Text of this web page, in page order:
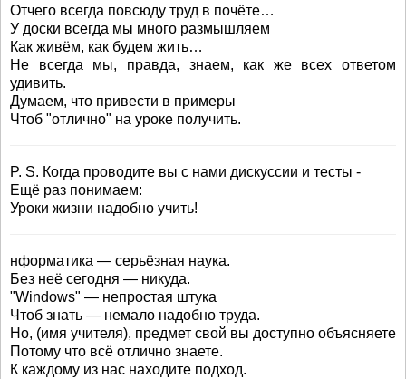
Отчего всегда повсюду труд в почёте…
У доски всегда мы много размышляем
Как живём, как будем жить…
Не всегда мы, правда, знаем, как же всех ответом
удивить.
Думаем, что привести в примеры
Чтоб "отлично" на уроке получить.
P. S. Когда проводите вы с нами дискуссии и тесты -
Ещё раз понимаем:
Уроки жизни надобно учить!
нформатика — серьёзная наука.
Без неё сегодня — никуда.
"Windows" — непростая штука
Чтоб знать — немало надобно труда.
Но, (имя учителя), предмет свой вы доступно объясняете
Потому что всё отлично знаете.
К каждому из нас находите подход.